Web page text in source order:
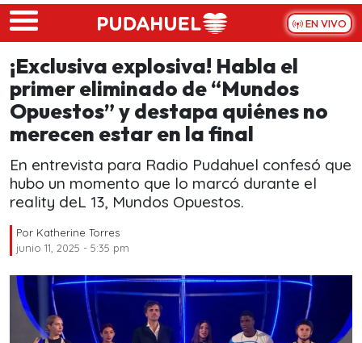
Skip to main content
EN VIVO
¡Exclusiva explosiva! Habla el
primer eliminado de “Mundos
Opuestos” y destapa quiénes no
merecen estar en la final
En entrevista para Radio Pudahuel confesó que
hubo un momento que lo marcó durante el
reality deL 13, Mundos Opuestos.
Por Katherine Torres
junio 11, 2025 - 5:35 pm